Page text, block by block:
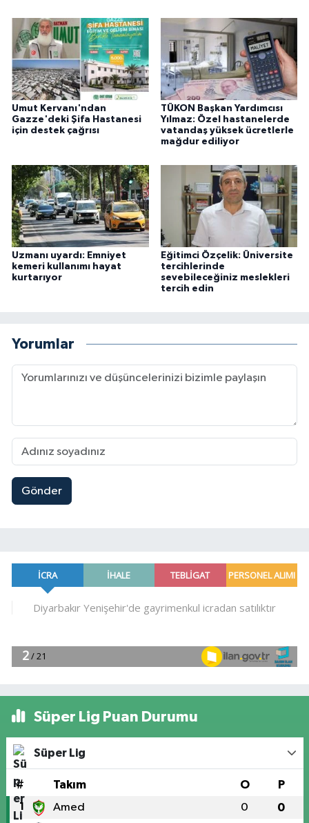
Umut Kervanı'ndan
Gazze'deki Şifa Hastanesi
için destek çağrısı
TÜKON Başkan Yardımcısı
Yılmaz: Özel hastanelerde
vatandaş yüksek ücretlerle
mağdur ediliyor
Uzmanı uyardı: Emniyet
kemeri kullanımı hayat
kurtarıyor
Eğitimci Özçelik: Üniversite
tercihlerinde
sevebileceğiniz meslekleri
tercih edin
Yorumlar
Gönder
Süper Lig Puan Durumu
Süper Lig
# Takım O P
1 Amed 0 0